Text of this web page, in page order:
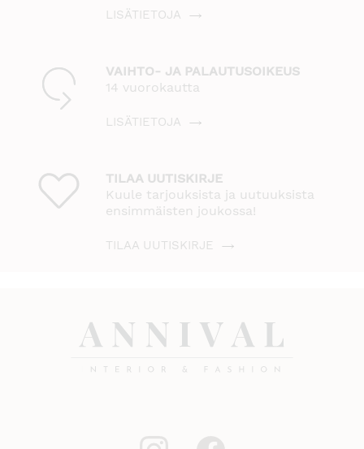
LISÄTIETOJA
VAIHTO- JA PALAUTUSOIKEUS
14 vuorokautta
LISÄTIETOJA
TILAA UUTISKIRJE
Kuule tarjouksista ja uutuuksista
ensimmäisten joukossa!
TILAA UUTISKIRJE